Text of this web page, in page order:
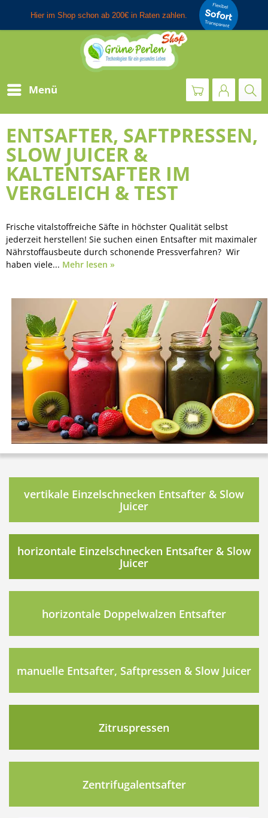
Menü
ENTSAFTER, SAFTPRESSEN,
SLOW JUICER &
KALTENTSAFTER IM
VERGLEICH & TEST
Frische vitalstoffreiche Säfte in höchster Qualität selbst
jederzeit herstellen! Sie suchen einen Entsafter mit maximaler
Nährstoffausbeute durch schonende Pressverfahren? Wir
haben viele... Mehr lesen »
vertikale Einzelschnecken Entsafter & Slow
Juicer
horizontale Einzelschnecken Entsafter & Slow
Juicer
horizontale Doppelwalzen Entsafter
manuelle Entsafter, Saftpressen & Slow Juicer
Zitruspressen
Zentrifugalentsafter